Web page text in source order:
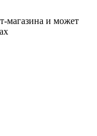
магазина и может